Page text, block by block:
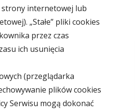
strony internetowej lub
„Stałe” pliki cookies
przez czas
ich usunięcia
(przeglądarka
plików cookies
Serwisu mogą dokonać